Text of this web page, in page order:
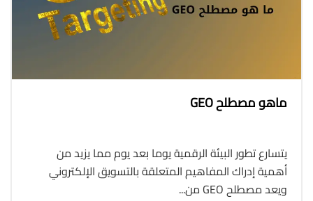
ماهو مصطلح GEO
يتسارع تطور البيئة الرقمية يوما بعد يوم مما يزيد من
أهمية إدراك المفاهيم المتعلقة بالتسويق الإلكتروني
ويعد مصطلح GEO من...